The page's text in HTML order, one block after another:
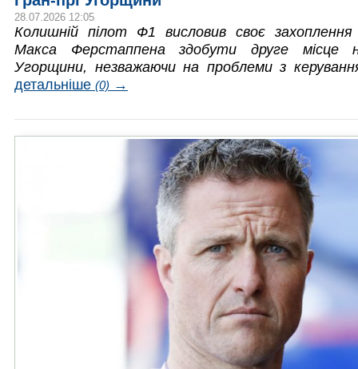
28.07.2026 12:05
Колишній пілот Ф1 висловив своє
Макса Ферстаппена здобути друге місце
Угорщини, незважаючи на проблеми з
детальніше (0) →